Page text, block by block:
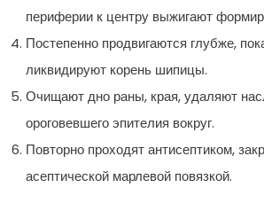
периферии к центру выжигают
Постепенно продвигаются глубже,
ликвидируют корень шипицы.
Очищают дно раны, края, удаляют
ороговевшего эпителия вокруг.
Повторно проходят антисептиком,
асептической марлевой повязкой.